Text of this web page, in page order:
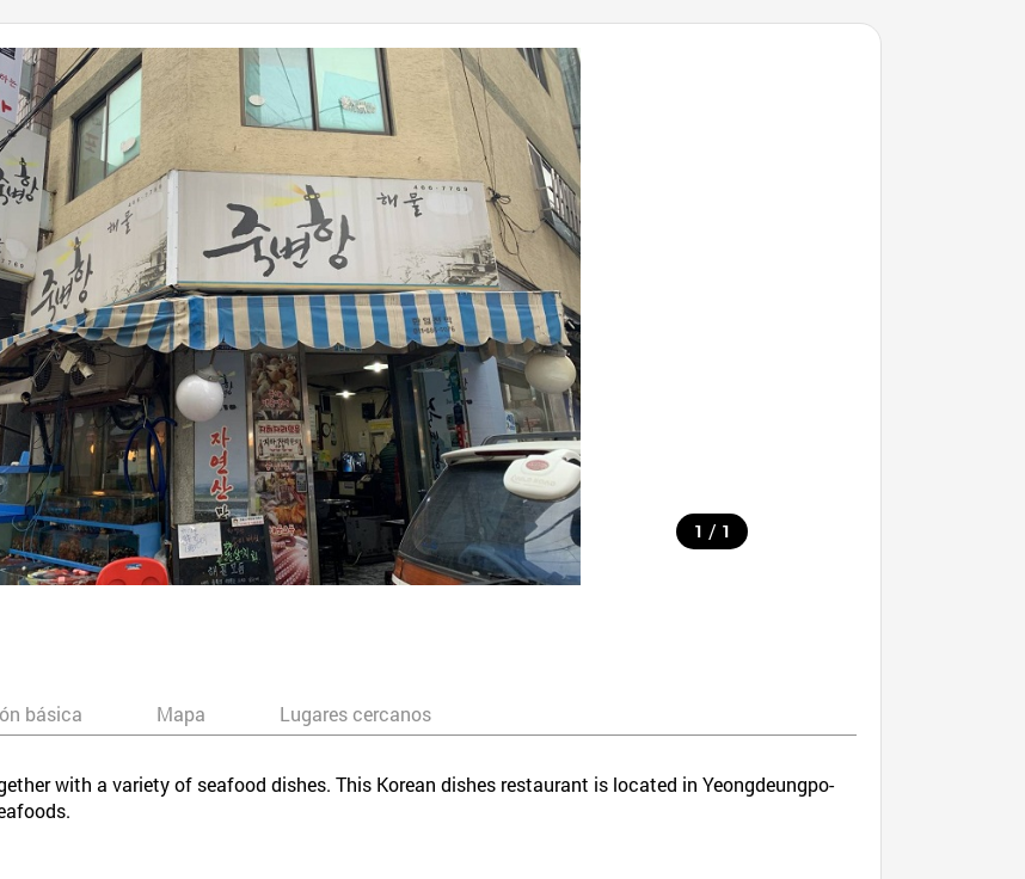
1 / 1
básica Mapa Lugares cercanos
with a variety of seafood dishes. This Korean dishes restaurant is located in Yeongdeungpo-